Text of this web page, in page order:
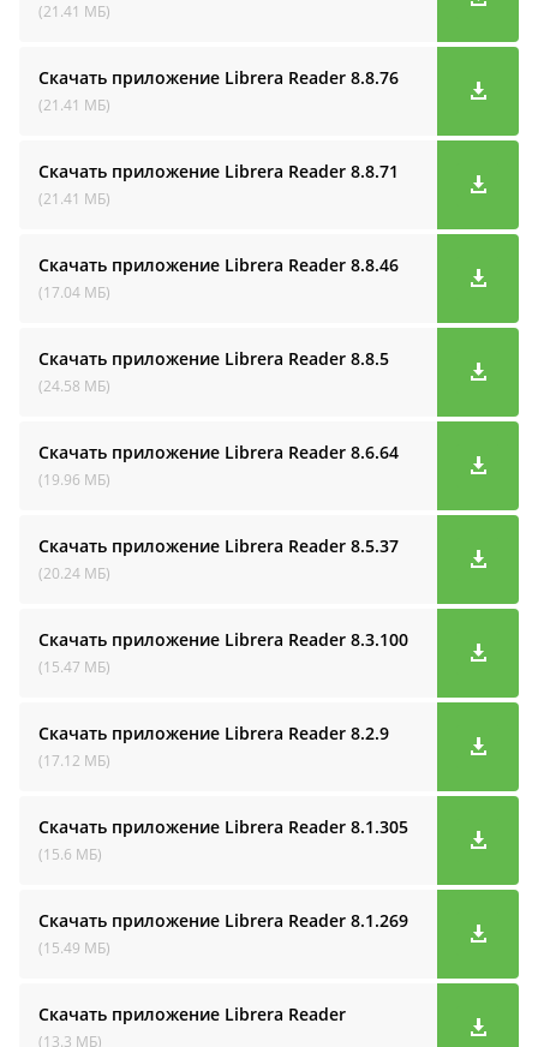
(21.41 МБ)
Скачать приложение Librera Reader 8.8.76
(21.41 МБ)
Скачать приложение Librera Reader 8.8.71
(21.41 МБ)
Скачать приложение Librera Reader 8.8.46
(17.04 МБ)
Скачать приложение Librera Reader 8.8.5
(24.58 МБ)
Скачать приложение Librera Reader 8.6.64
(19.96 МБ)
Скачать приложение Librera Reader 8.5.37
(20.24 МБ)
Скачать приложение Librera Reader 8.3.100
(15.47 МБ)
Скачать приложение Librera Reader 8.2.9
(17.12 МБ)
Скачать приложение Librera Reader 8.1.305
(15.6 МБ)
Скачать приложение Librera Reader 8.1.269
(15.49 МБ)
Скачать приложение Librera Reader
(13.3 МБ)